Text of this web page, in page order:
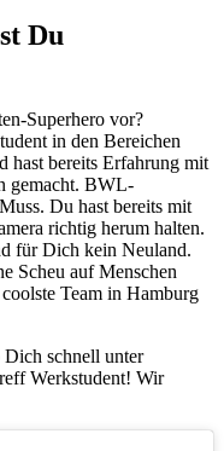
Du
Superhero vor?
in den Bereichen
hast bereits Erfahrung mit
gemacht. BWL-
Du hast bereits mit
richtig herum halten.
für Dich kein Neuland.
Scheu auf Menschen
Team in Hamburg
schnell unter
Werkstudent! Wir